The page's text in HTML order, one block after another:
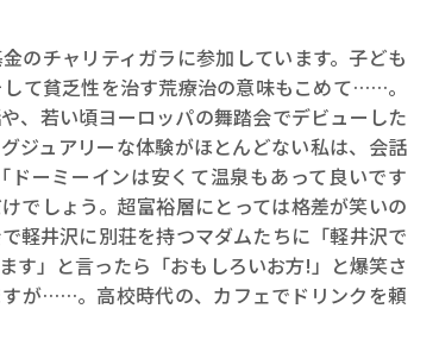
のチャリティガラに参加しています。子ども
て貧乏性を治す荒療治の意味もこめて……。
、若い頃ヨーロッパの舞踏会でデビューした
ジュアリーな体験がほとんどない私は、会話
ーミーインは安くて温泉もあって良いです
でしょう。超富裕層にとっては格差が笑いの
軽井沢に別荘を持つマダムたちに「軽井沢で
す」と言ったら「おもしろいお方!」と爆笑さ
が……。高校時代の、カフェでドリンクを頼